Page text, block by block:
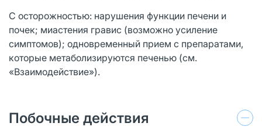
С осторожностью: нарушения функции печени и
почек; миастения гравис (возможно усиление
симптомов); одновременный прием с препаратами,
которые метаболизируются печенью (см.
«Взаимодействие»).
Побочные действия